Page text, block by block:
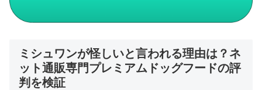
ミシュワンが怪しいと言われる理由は？ネ
ット通販専門プレミアムドッグフードの評
判を検証